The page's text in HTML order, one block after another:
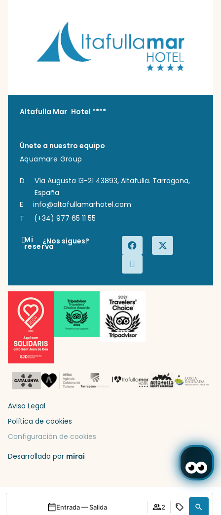
Entrada — Salida 2
Altafulla Mar Hotel ****
Únete a nuestro equipo
Aquamare Group
D
Vía Augusta 13-21 43893, Altafulla. Tarragona,
España
E
info@altafullamarhotel.com
T
(+34) 977 65 11 55
Mi
reserva
¿Nos sigues?
Aviso Legal
Política de cookies
Configuración de cookies
Desarrollado por mirai